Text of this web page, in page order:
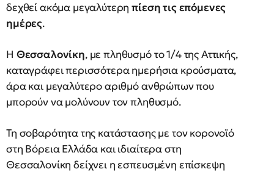
δεχθεί ακόμα μεγαλύτερηπίεση τις επόμενες
ημέρες.
Η Θεσσαλονίκη, με πληθυσμό το 1/4 της Αττικής,
καταγράφει περισσότερα ημερήσια κρούσματα,
άρα και μεγαλύτερο αριθμό ανθρώπων που
μπορούν να μολύνουν τον πληθυσμό.
Τη σοβαρότητα της κατάστασης με τον κορονοϊό
στη Βόρεια Ελλάδα και ιδιαίτερα στη
Θεσσαλονίκη δείχνει η εσπευσμένη επίσκεψη